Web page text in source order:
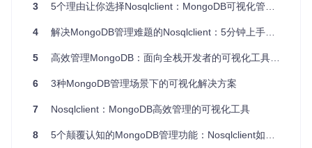
【场景化解决方案】：四大核心功能解决实际业
务需求
【数据安全】：3步搭建企业级私有数据库管理平台
环境准备
git clone
nosqlclient
3 5个理由让你选择Nosqlclient：MongoDB可视化管理效率倍增指南
4 解决MongoDB管理难题的Nosqlclient：5分钟上手的可视化工具指南
5 高效管理MongoDB：面向全栈开发者的可视化工具解决方案
6 3种MongoDB管理场景下的可视化解决方案
7 Nosqlclient：MongoDB高效管理的可视化工具
8 5个颠覆认知的MongoDB管理功能：Nosqlclient如何解决数据库操作痛点